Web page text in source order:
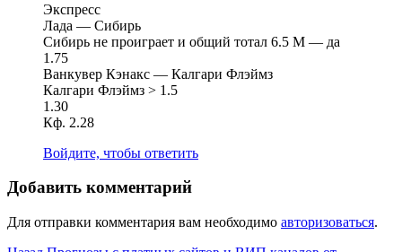
Экспресс
Лада — Сибирь
Сибирь не проиграет и общий тотал 6.5 М — да
1.75
Ванкувер Кэнакс — Калгари Флэймз
Калгари Флэймз > 1.5
1.30
Кф. 2.28
Войдите, чтобы ответить
Добавить комментарий
Для отправки комментария вам необходимо авторизоваться.